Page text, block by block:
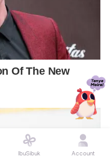
IbuSibuk Account